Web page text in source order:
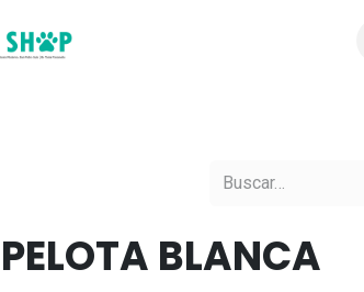
PELOTA BLANCA